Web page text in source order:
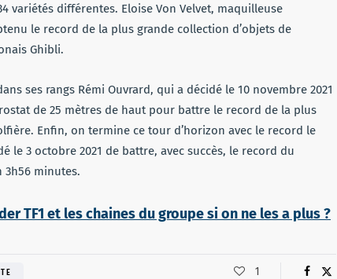
variétés différentes. Eloise Von Velvet, maquilleuse
le record de la plus grande collection d’objets de
Ghibli.
ses rangs Rémi Ouvrard, qui a décidé le 10 novembre 2021
de 25 mètres de haut pour battre le record de la plus
Enfin, on termine ce tour d’horizon avec le record le
le 3 octobre 2021 de battre, avec succès, le record du
3h56 minutes.
TF1 et les chaines du groupe si on ne les a plus ?
1